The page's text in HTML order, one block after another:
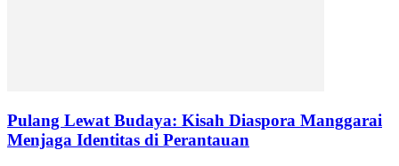
Pulang Lewat Budaya: Kisah Diaspora Manggarai
Menjaga Identitas di Perantauan